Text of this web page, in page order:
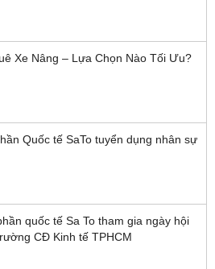
Xe Nâng – Lựa Chọn Nào Tối Ưu?
Quốc tế SaTo tuyển dụng nhân sự
quốc tế Sa To tham gia ngày hội
CĐ Kinh tế TPHCM